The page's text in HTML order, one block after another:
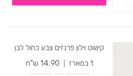
קישוט וילון פרנזים צבע כחול לבן
1 במארז
14.90 ש"ח